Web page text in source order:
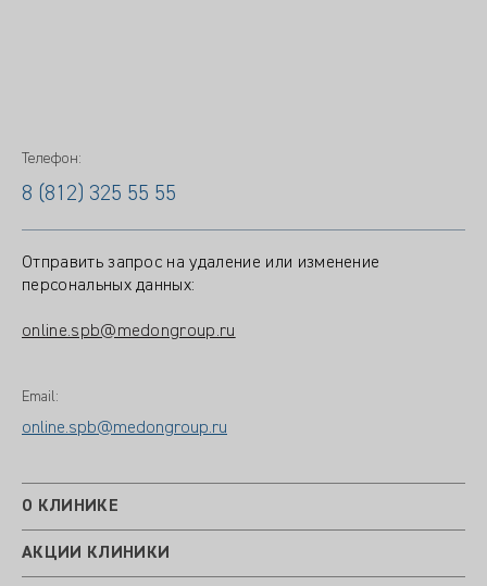
Телефон:
8 (812) 325 55 55
Отправить запрос на удаление или изменение
персональных данных:
online.spb@medongroup.ru
Email:
online.spb@medongroup.ru
О КЛИНИКЕ
АКЦИИ КЛИНИКИ